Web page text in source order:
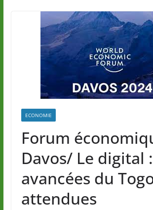
ECONOMIE
Forum
Davos/ Le digital
avancées du
attendues